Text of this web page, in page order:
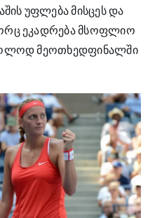
უფლება მისცეს და
ეკადრება მსოფლიო
მეოთხედფინალში